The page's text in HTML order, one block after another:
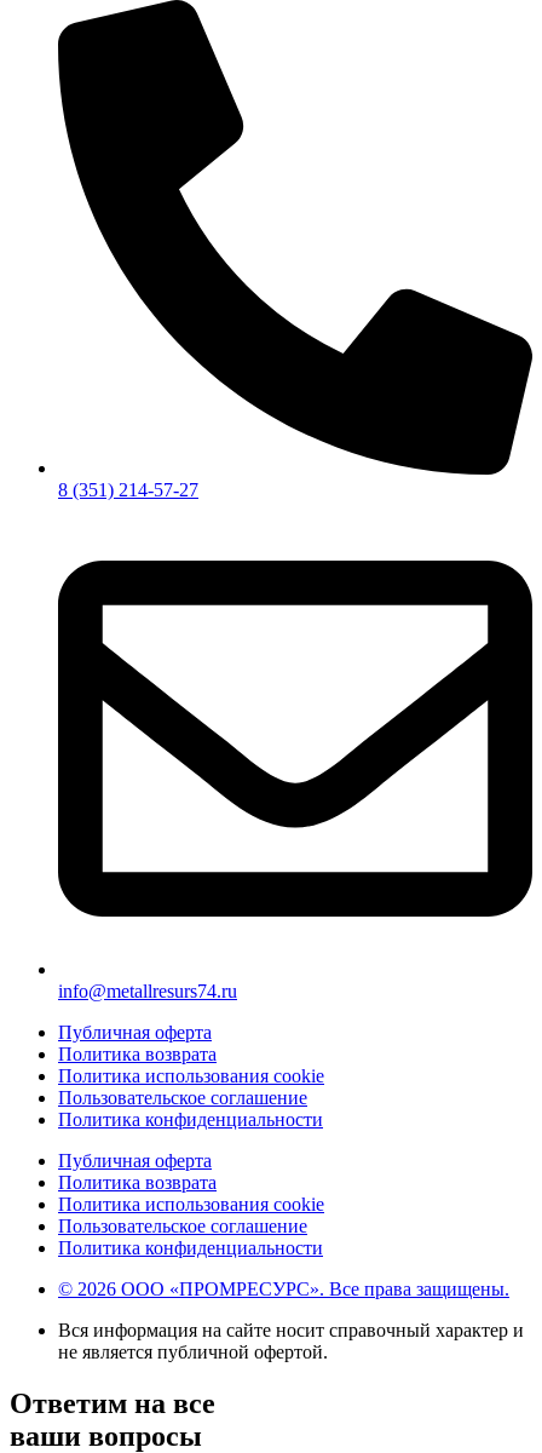
8 (351) 214-57-27
info@metallresurs74.ru
Публичная оферта
Политика возврата
Политика использования cookie
Пользовательское соглашение
Политика конфиденциальности
Публичная оферта
Политика возврата
Политика использования cookie
Пользовательское соглашение
Политика конфиденциальности
© 2026 ООО «ПРОМРЕСУРС». Все права защищены.
Вся информация на сайте носит справочный характер и
не является публичной офертой.
Ответим на все
ваши вопросы